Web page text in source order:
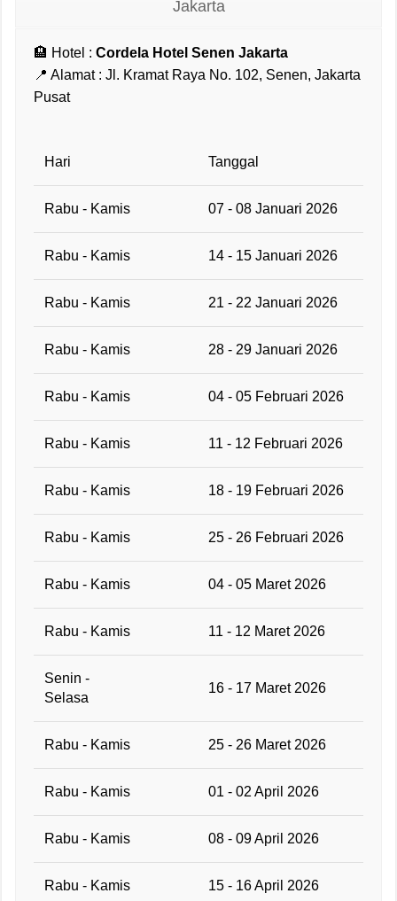
Jakarta
🏨 Hotel : Cordela Hotel Senen Jakarta
📍 Alamat : Jl. Kramat Raya No. 102, Senen, Jakarta
Pusat
Hari Tanggal
Rabu - Kamis 07 - 08 Januari 2026
Rabu - Kamis 14 - 15 Januari 2026
Rabu - Kamis 21 - 22 Januari 2026
Rabu - Kamis 28 - 29 Januari 2026
Rabu - Kamis 04 - 05 Februari 2026
Rabu - Kamis 11 - 12 Februari 2026
Rabu - Kamis 18 - 19 Februari 2026
Rabu - Kamis 25 - 26 Februari 2026
Rabu - Kamis 04 - 05 Maret 2026
Rabu - Kamis 11 - 12 Maret 2026
Senin -
Selasa
16 - 17 Maret 2026
Rabu - Kamis 25 - 26 Maret 2026
Rabu - Kamis 01 - 02 April 2026
Rabu - Kamis 08 - 09 April 2026
Rabu - Kamis 15 - 16 April 2026